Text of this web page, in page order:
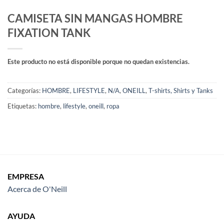
CAMISETA SIN MANGAS HOMBRE
FIXATION TANK
Este producto no está disponible porque no quedan existencias.
Categorías: HOMBRE, LIFESTYLE, N/A, ONEILL , T-shirts, Shirts y Tanks
Etiquetas: hombre, lifestyle, oneill, ropa
EMPRESA
Acerca de O'Neill
AYUDA